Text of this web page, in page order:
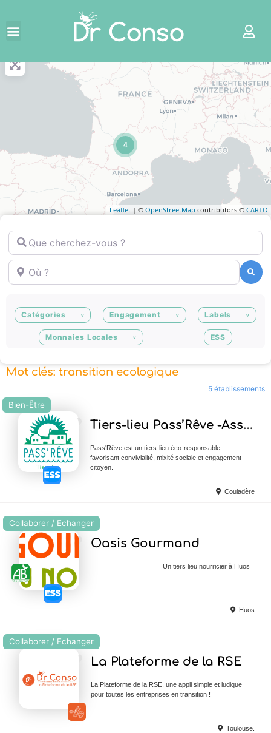
4
−
Leaflet | © OpenStreetMap contributors © CARTO
Que cherchez-vous ?
Où ?
Catégories Engagement Labels
Monnaies Locales ESS
Mot clés: transition ecologique
5 établissements
Bien-Être
Tiers-lieu Pass’Rêve -Association Terra Flor
Pass'Rêve est un tiers-lieu éco-responsable
favorisant convivialité, mixité sociale et engagement
citoyen.
Couladère
Collaborer / Echanger
Oasis Gourmand
Un tiers lieu nourricier à Huos
Huos
Collaborer / Echanger
La Plateforme de la RSE
La Plateforme de la RSE, une appli simple et ludique
pour toutes les entreprises en transition !
Toulouse.